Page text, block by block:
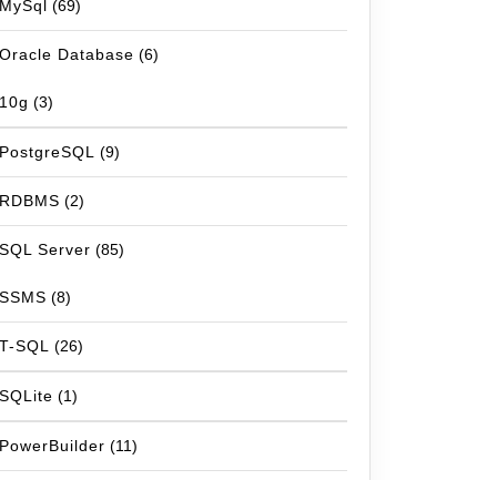
MySql (69)
Oracle Database (6)
10g (3)
PostgreSQL (9)
RDBMS (2)
SQL Server (85)
SSMS (8)
T-SQL (26)
SQLite (1)
PowerBuilder (11)